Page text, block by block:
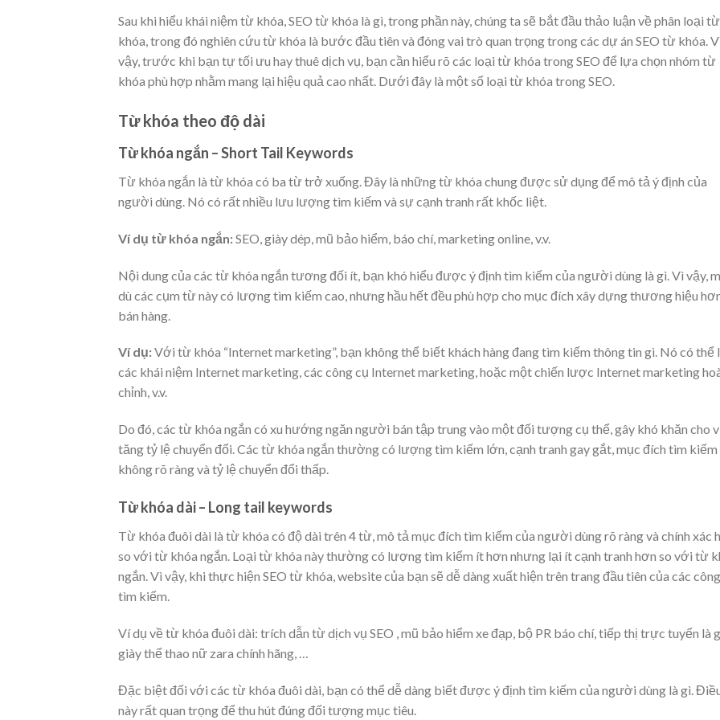
Sau khi hiểu khái niệm từ khóa, SEO từ khóa là gì, trong phần này, chúng ta sẽ bắt đầu thảo luận về phân loại từ
khóa, trong đó nghiên cứu từ khóa là bước đầu tiên và đóng vai trò quan trọng trong các dự án SEO từ khóa.
vậy, trước khi bạn tự tối ưu hay thuê dịch vụ, bạn cần hiểu rõ các loại từ khóa trong SEO để lựa chọn nhóm từ
khóa phù hợp nhằm mang lại hiệu quả cao nhất. Dưới đây là một số loại từ khóa trong SEO.
Từ khóa theo độ dài
Từ khóa ngắn – Short Tail Keywords
Từ khóa ngắn là từ khóa có ba từ trở xuống. Đây là những từ khóa chung được sử dụng để mô tả ý định của
người dùng. Nó có rất nhiều lưu lượng tìm kiếm và sự cạnh tranh rất khốc liệt.
Ví dụ từ khóa ngắn:SEO, giày dép, mũ bảo hiểm, báo chí, marketing online, v.v.
Nội dung của các từ khóa ngắn tương đối ít, bạn khó hiểu được ý định tìm kiếm của người dùng là gì. Vì vậy,
dù các cụm từ này có lượng tìm kiếm cao, nhưng hầu hết đều phù hợp cho mục đích xây dựng thương hiệu
bán hàng.
Ví dụ:Với từ khóa “Internet marketing”, bạn không thể biết khách hàng đang tìm kiếm thông tin gì. Nó có thể
các khái niệm Internet marketing, các công cụ Internet marketing, hoặc một chiến lược Internet marketing
chỉnh, v.v.
Do đó, các từ khóa ngắn có xu hướng ngăn người bán tập trung vào một đối tượng cụ thể, gây khó khăn cho
tăng tỷ lệ chuyển đổi. Các từ khóa ngắn thường có lượng tìm kiếm lớn, cạnh tranh gay gắt, mục đích tìm kiếm
không rõ ràng và tỷ lệ chuyển đổi thấp.
Từ khóa dài – Long tail keywords
Từ khóa đuôi dài là từ khóa có độ dài trên 4 từ, mô tả mục đích tìm kiếm của người dùng rõ ràng và chính xác
so với từ khóa ngắn. Loại từ khóa này thường có lượng tìm kiếm ít hơn nhưng lại ít cạnh tranh hơn so với từ
ngắn. Vì vậy, khi thực hiện SEO từ khóa, website của bạn sẽ dễ dàng xuất hiện trên trang đầu tiên của các
tìm kiếm.
Ví dụ về từ khóa đuôi dài: trích dẫn từ dịch vụ SEO , mũ bảo hiểm xe đạp, bộ PR báo chí, tiếp thị trực tuyến là
giày thể thao nữ zara chính hãng, …
Đặc biệt đối với các từ khóa đuôi dài, bạn có thể dễ dàng biết được ý định tìm kiếm của người dùng là gì.
này rất quan trọng để thu hút đúng đối tượng mục tiêu.